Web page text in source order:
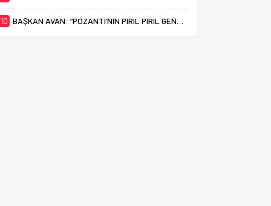
10 BAŞKAN AVAN: “POZANTI’NIN PIRIL PIRIL GENÇLERİ EN İYİ ÜNİVERSİTELERİ HAK EDİYOR”